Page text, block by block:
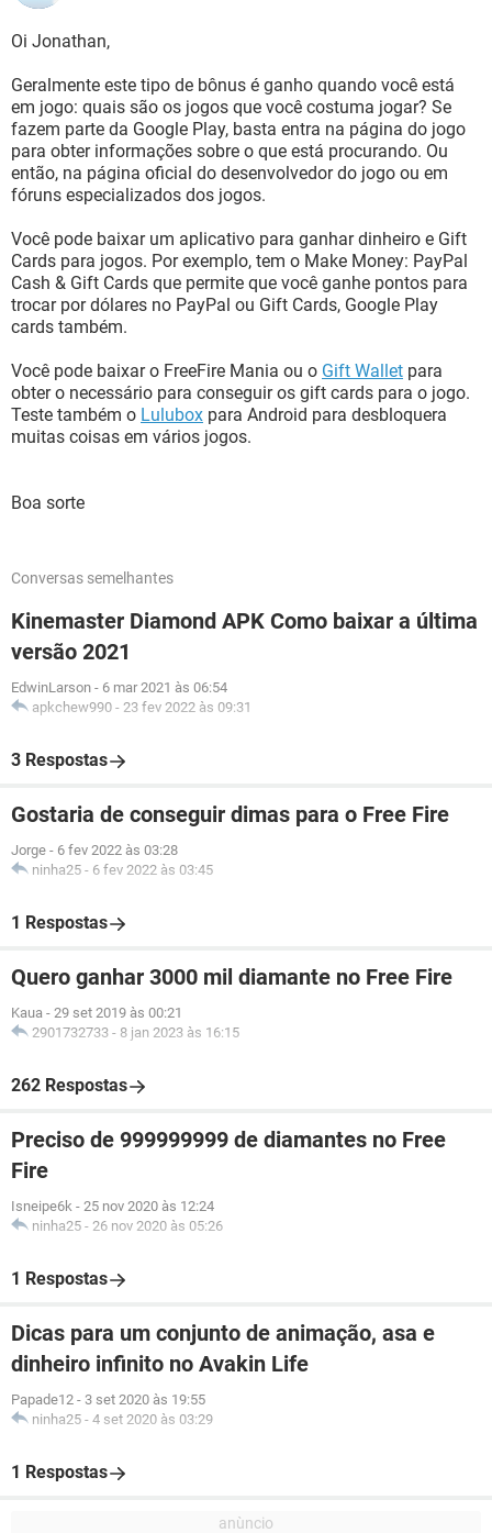
Oi Jonathan,
Geralmente este tipo de bônus é ganho quando você está
em jogo: quais são os jogos que você costuma jogar? Se
fazem parte da Google Play, basta entra na página do jogo
para obter informações sobre o que está procurando. Ou
então, na página oficial do desenvolvedor do jogo ou em
fóruns especializados dos jogos.
Você pode baixar um aplicativo para ganhar dinheiro e Gift
Cards para jogos. Por exemplo, tem o Make Money: PayPal
Cash & Gift Cards que permite que você ganhe pontos para
trocar por dólares no PayPal ou Gift Cards, Google Play
cards também.
Você pode baixar o FreeFire Mania ou o Gift Wallet para
obter o necessário para conseguir os gift cards para o jogo.
Teste também o Lulubox para Android para desbloquera
muitas coisas em vários jogos.
Boa sorte
Conversas semelhantes
Kinemaster Diamond APK Como baixar a última
versão 2021
EdwinLarson - 6 mar 2021 às 06:54
apkchew990 - 23 fev 2022 às 09:31
3 Respostas
Gostaria de conseguir dimas para o Free Fire
Jorge - 6 fev 2022 às 03:28
ninha25 - 6 fev 2022 às 03:45
1 Respostas
Quero ganhar 3000 mil diamante no Free Fire
Kaua - 29 set 2019 às 00:21
2901732733 - 8 jan 2023 às 16:15
262 Respostas
Preciso de 999999999 de diamantes no Free
Fire
Isneipe6k - 25 nov 2020 às 12:24
ninha25 - 26 nov 2020 às 05:26
1 Respostas
Dicas para um conjunto de animação, asa e
dinheiro infinito no Avakin Life
Papade12 - 3 set 2020 às 19:55
ninha25 - 4 set 2020 às 03:29
1 Respostas